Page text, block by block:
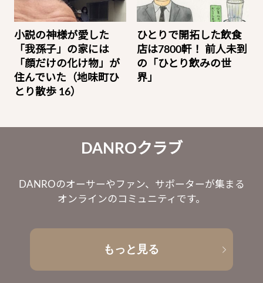
小説の神様が愛した
「我孫子」の家には
「顔だけの化け物」が
住んでいた（地味町ひ
とり散歩 16）
ひとりで開拓した飲食
店は7800軒！ 前人未到
の「ひとり飲みの世
界」
DANROクラブ
DANROのオーサーやファン、サポーターが集まる
オンラインのコミュニティです。
もっと見る